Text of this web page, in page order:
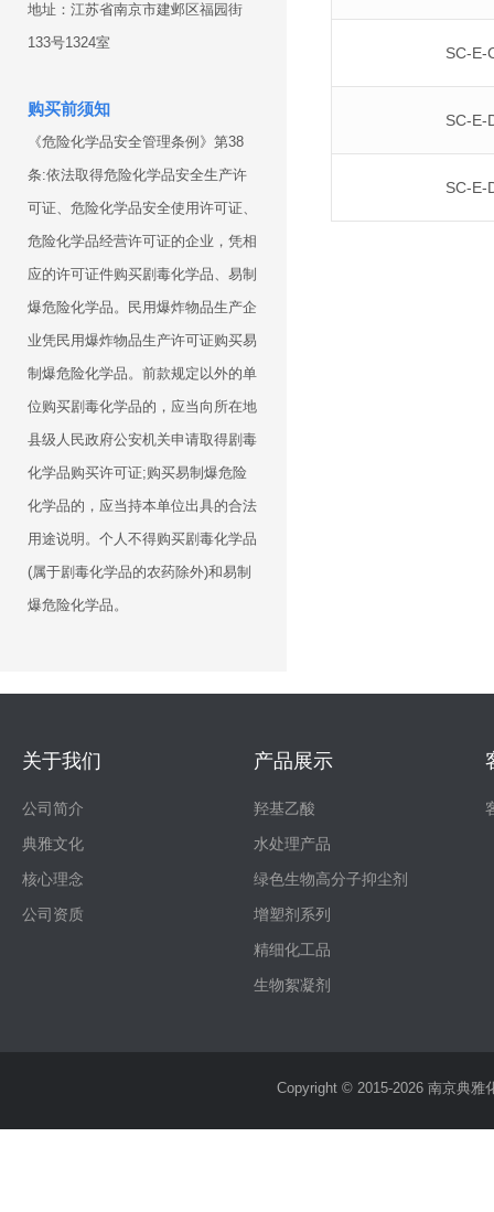
地址：江苏省南京市建邺区福园街
133号1324室
购买前须知
《危险化学品安全管理条例》第38
条:依法取得危险化学品安全生产许
可证、危险化学品安全使用许可证、
危险化学品经营许可证的企业，凭相
应的许可证件购买剧毒化学品、易制
爆危险化学品。民用爆炸物品生产企
业凭民用爆炸物品生产许可证购买易
制爆危险化学品。前款规定以外的单
位购买剧毒化学品的，应当向所在地
县级人民政府公安机关申请取得剧毒
化学品购买许可证;购买易制爆危险
化学品的，应当持本单位出具的合法
用途说明。个人不得购买剧毒化学品
(属于剧毒化学品的农药除外)和易制
爆危险化学品。
SC-E-
SC-E-
SC-E-
关于我们
公司简介
典雅文化
核心理念
公司资质
产品展示
羟基乙酸
水处理产品
绿色生物高分子抑尘剂
增塑剂系列
精细化工品
生物絮凝剂
Copyright © 2015-2026 南京典